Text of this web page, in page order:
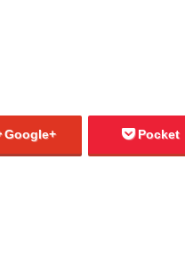
Google+ Pocket